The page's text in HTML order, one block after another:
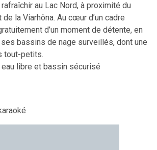
au Lac Nord, à proximité du
la Viarhôna. Au cœur d’un cadre
d’un moment de détente, en
bassins de nage surveillés, dont une
tout-petits.
libre et bassin sécurisé